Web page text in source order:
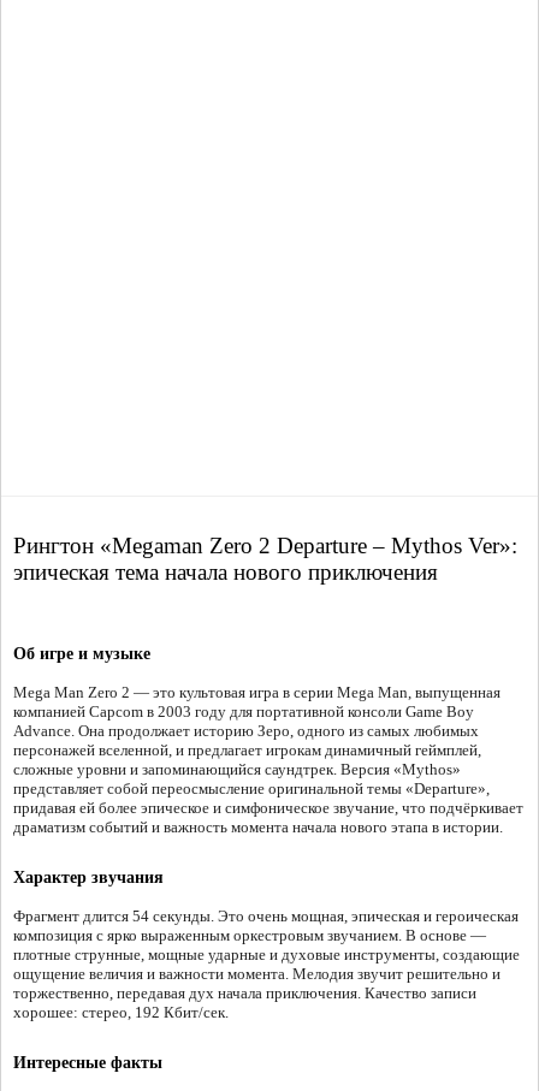
Рингтон «Megaman Zero 2 Departure – Mythos Ver»:
эпическая тема начала нового приключения
Об игре и музыке
Mega Man Zero 2 — это культовая игра в серии Mega Man, выпущенная
компанией Capcom в 2003 году для портативной консоли Game Boy
Advance. Она продолжает историю Зеро, одного из самых любимых
персонажей вселенной, и предлагает игрокам динамичный геймплей,
сложные уровни и запоминающийся саундтрек. Версия «Mythos»
представляет собой переосмысление оригинальной темы «Departure»,
придавая ей более эпическое и симфоническое звучание, что подчёркивает
драматизм событий и важность момента начала нового этапа в истории.
Характер звучания
Фрагмент длится 54 секунды. Это очень мощная, эпическая и героическая
композиция с ярко выраженным оркестровым звучанием. В основе —
плотные струнные, мощные ударные и духовые инструменты, создающие
ощущение величия и важности момента. Мелодия звучит решительно и
торжественно, передавая дух начала приключения. Качество записи
хорошее: стерео, 192 Кбит/сек.
Интересные факты